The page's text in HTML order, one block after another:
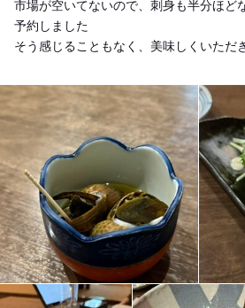
市場が空いてないので、刺身も半分ほど
予約しました
そう感じることもなく、美味しくいただ